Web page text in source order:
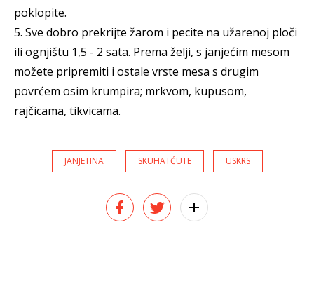
poklopite.
5. Sve dobro prekrijte žarom i pecite na užarenoj ploči
ili ognjištu 1,5 - 2 sata. Prema želji, s janjećim mesom
možete pripremiti i ostale vrste mesa s drugim
povrćem osim krumpira; mrkvom, kupusom,
rajčicama, tikvicama.
JANJETINA SKUHATĆUTE USKRS